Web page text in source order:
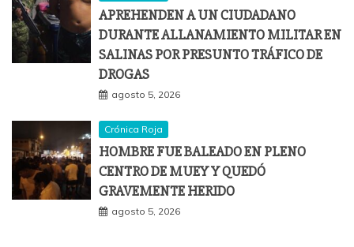
APREHENDEN A UN CIUDADANO
DURANTE ALLANAMIENTO MILITAR EN
SALINAS POR PRESUNTO TRÁFICO DE
DROGAS
agosto 5, 2026
Crónica Roja
HOMBRE FUE BALEADO EN PLENO
CENTRO DE MUEY Y QUEDÓ
GRAVEMENTE HERIDO
agosto 5, 2026